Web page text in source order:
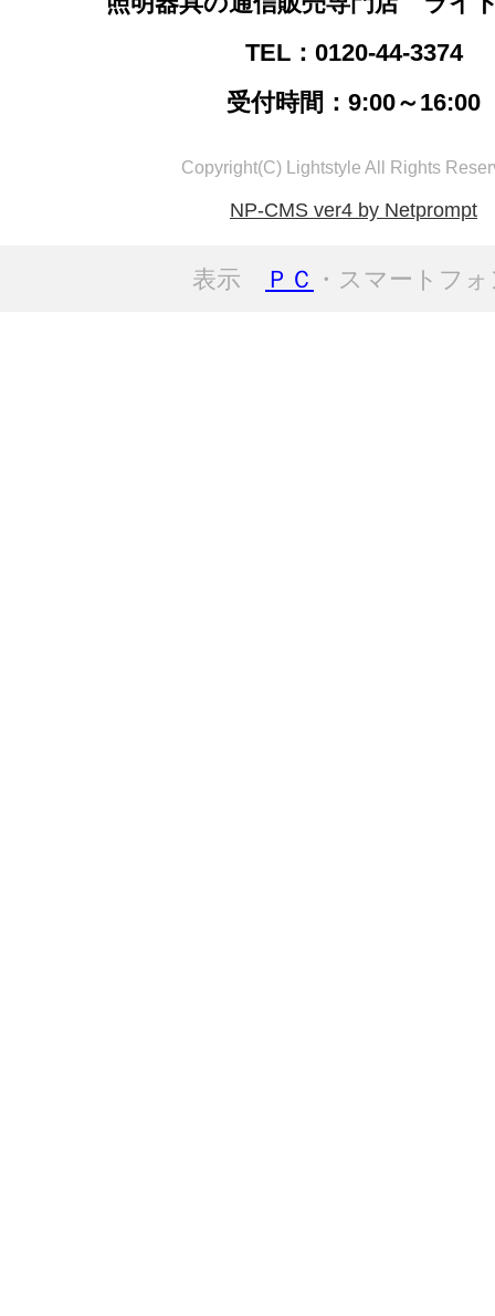
TEL：0120-44-3374
受付時間：9:00～16:00
Copyright(C) Lightstyle All Rights
NP-CMS ver4 by Netprompt
表示 ＰＣ ・スマートフ